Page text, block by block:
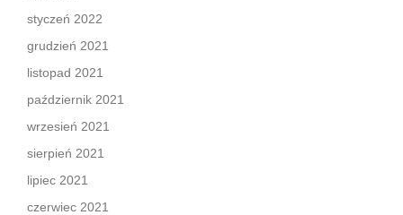
styczeń 2022
grudzień 2021
listopad 2021
październik 2021
wrzesień 2021
sierpień 2021
lipiec 2021
czerwiec 2021